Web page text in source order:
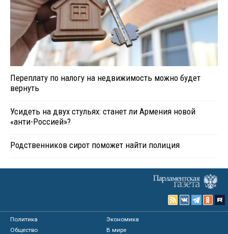
Переплату по налогу на недвижимость можно будет
вернуть
Усидеть на двух стульях: станет ли Армения новой
«анти-Россией»?
Родственников сирот поможет найти полиция
Политика
Экономика
Общество
В мире